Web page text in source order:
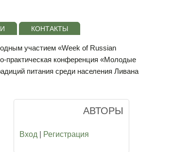
КОНТАКТЫ
участием «Week of Russian
практическая конференция «Молодые
питания среди населения Ливана
АВТОРЫ
Вход Регистрация